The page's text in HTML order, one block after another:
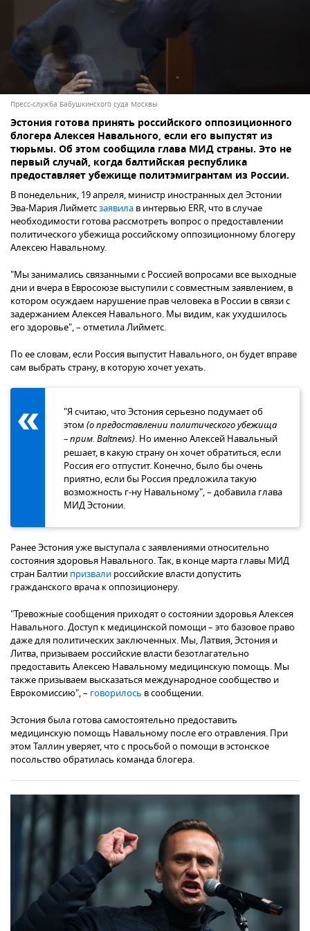
Пресс-служба Бабушкинского суда Москвы
Эстония готова принять российского оппозиционного
блогера Алексея Навального, если его выпустят из
тюрьмы. Об этом сообщила глава МИД страны. Это не
первый случай, когда балтийская республика
предоставляет убежище политэмигрантам из России.
В понедельник, 19 апреля, министр иностранных дел Эстонии
Эва-Мария Лийметсзаявила в интервью ERR, что в случае
необходимости готова рассмотреть вопрос о предоставлении
политического убежища российскому оппозиционному блогеру
Алексею Навальному.
"Мы занимались связанными с Россией вопросами все выходные
дни и вчера в Евросоюзе выступили с совместным заявлением, в
котором осуждаем нарушение прав человека в России в связи с
задержанием Алексея Навального. Мы видим, как ухудшилось
его здоровье", – отметила Лийметс.
По ее словам, если Россия выпустит Навального, он будет вправе
cам выбрать страну, в которую хочет уехать.
"Я считаю, что Эстония серьезно подумает об
этом (о предоставлении политического убежища
– прим. Baltnews). Но именно Алексей Навальный
решает, в какую страну он хочет обратиться, если
Россия его отпустит. Конечно, было бы очень
приятно, если бы Россия предложила такую
возможность г-ну Навальному", – добавила глава
МИД Эстонии.
Ранее Эстония уже выступала с заявлениями относительно
состояния здоровья Навального. Так, в конце марта главы МИД
стран Балтии призвали российские власти допустить
гражданского врача к оппозиционеру.
"Тревожные сообщения приходят о состоянии здоровья Алексея
Навального. Доступ к медицинской помощи – это базовое право
даже для политических заключенных. Мы, Латвия, Эстония и
Литва, призываем российские власти безотлагательно
предоставить Алексею Навальному медицинскую помощь. Мы
также призываем высказаться международное сообщество и
Еврокомиссию", – говорилось в сообщении.
Эстония была готова самостоятельно предоставить
медицинскую помощь Навальному после его отравления. При
этом Таллин уверяет, что с просьбой о помощи в эстонское
посольство обратилась команда блогера.